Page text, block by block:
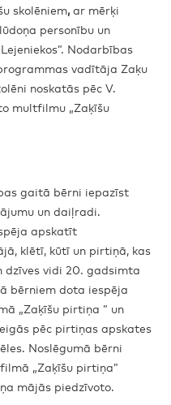
skolēniem, ar mērķi
personību un
Nodarbības
vadītāja Zaķu
noskatās pēc V.
multfilmu „Zaķīšu
gaitā bērni iepazīst
un daiļradi.
apskatīt
klētī, kūtī un pirtiņā, kas
dzīves vidi 20. gadsimta
bērniem dota iespēja
„Zaķīšu pirtiņa ” un
pēc pirtiņas apskates
Noslēgumā bērni
„Zaķīšu pirtiņa”
mājās piedzīvoto.